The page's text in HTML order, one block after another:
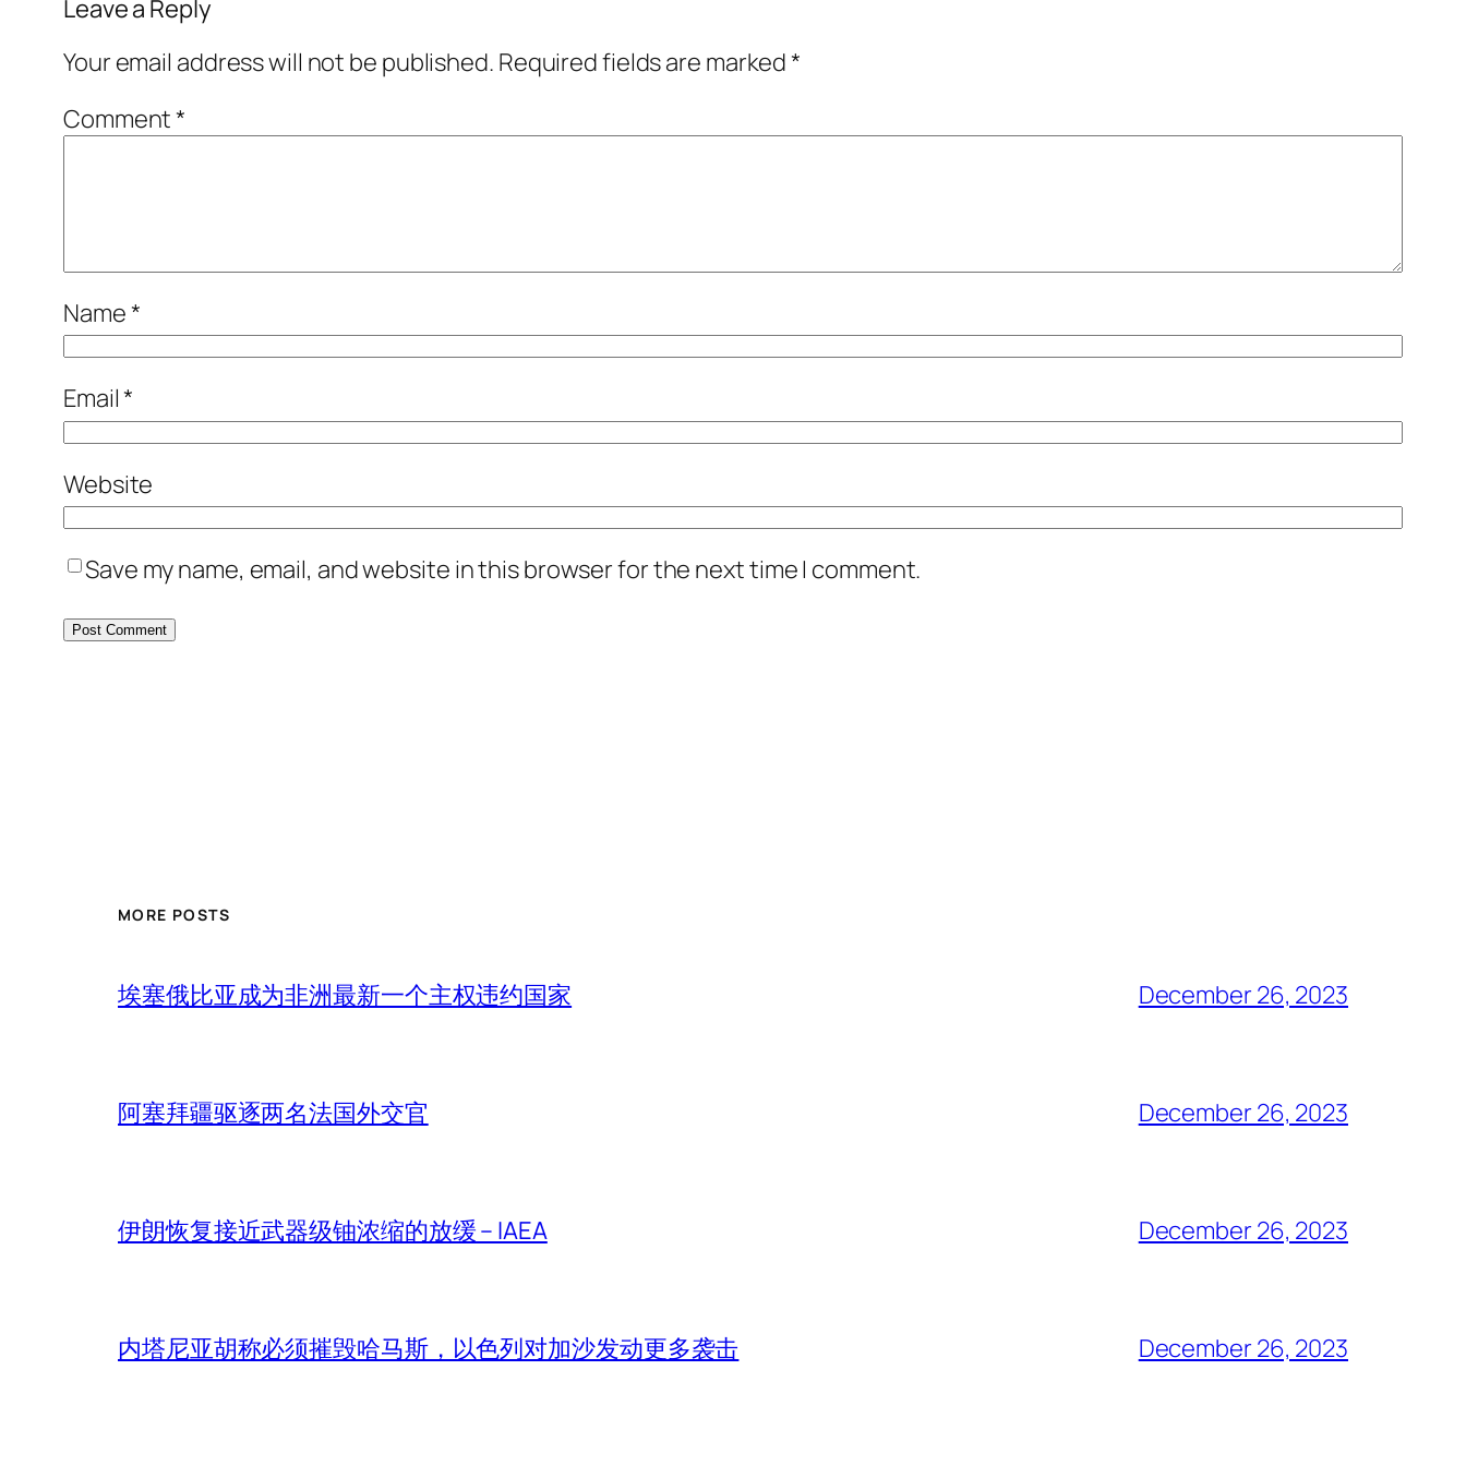
Leave a Reply
Your email address will not be published. Required fields are marked*
Comment*
Name*
Email*
Website
Save my name, email, and website in this browser for the next time I comment.
MORE POSTS
埃塞俄比亚成为非洲最新一个主权违约国家 December 26, 2023
阿塞拜疆驱逐两名法国外交官 December 26, 2023
伊朗恢复接近武器级铀浓缩的放缓 – IAEA December 26, 2023
内塔尼亚胡称必须摧毁哈马斯，以色列对加沙发动更多袭击 December 26, 2023